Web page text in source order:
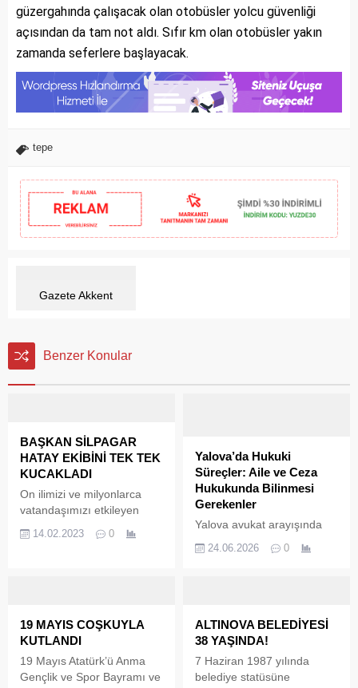
güzergahında çalışacak olan otobüsler yolcu güvenliği
açısından da tam not aldı. Sıfır km olan otobüsler yakın
zamanda seferlere başlayacak.
tepe
Gazete Akkent
Benzer Konular
BAŞKAN SİLPAGAR
HATAY EKİBİNİ TEK TEK
KUCAKLADI
On ilimizi ve milyonlarca
vatandaşımızı etkileyen
bölgesine ilk giden
sonra ilçeye döndü.
Çiftlikköy Belediye Başkanı
merkezinde günlerce zor
14.02.2023 0
Yalova’da Hukuki
Süreçler: Aile ve Ceza
Hukukunda Bilinmesi
Gerekenler
Yalova avukat arayışında
hukuku konuları sıkça ön
alanları, bireylerin
karşılaştığı zorlu süreçlerde
hukuki destek arayan
vatandaşlar, bu alanlardaki
24.06.2026 0
19 MAYIS COŞKUYLA
KUTLANDI
19 Mayıs Atatürk’ü Anma
Gençlik ve Spor Bayramı ve
ALTINOVA BELEDİYESİ
38 YAŞINDA!
7 Haziran 1987 yılında
belediye statüsüne